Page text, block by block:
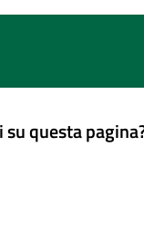
questa